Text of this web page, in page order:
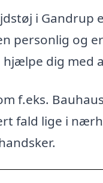
i Gandrup
personlig og
hjælpe dig med
f.eks.
fald lige i